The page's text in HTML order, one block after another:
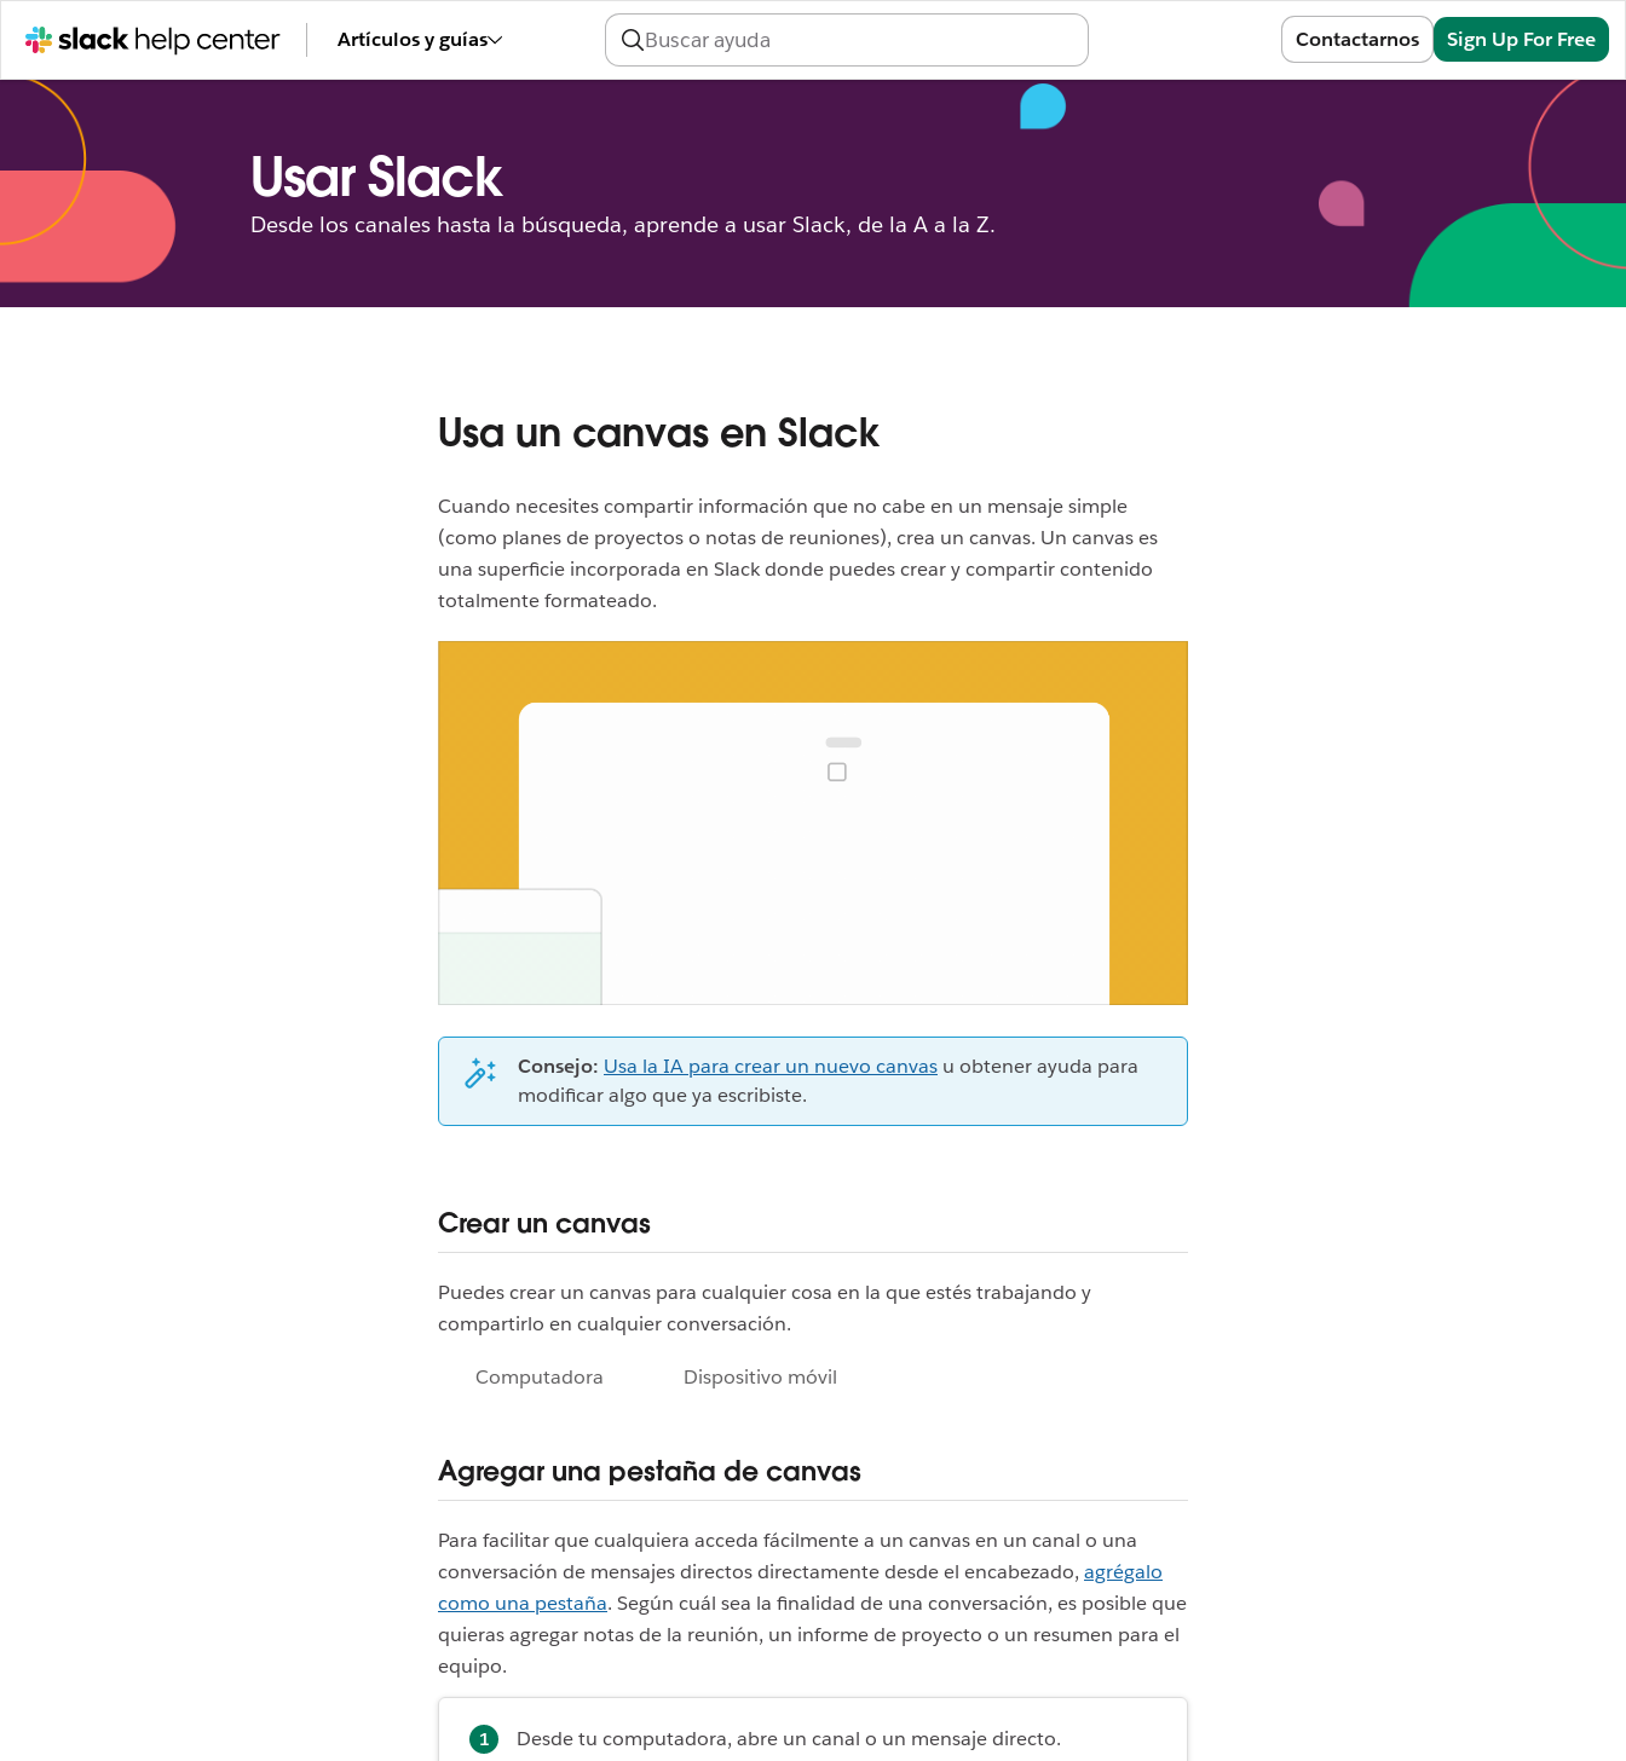
Artículos y guías Contactarnos Sign Up For Free
Usar Slack
Desde los canales hasta la búsqueda, aprende a usar Slack, de la A a la Z.
Usa un canvas en Slack
Cuando necesites compartir información que no cabe en un mensaje simple
(como planes de proyectos o notas de reuniones), crea un canvas. Un canvas es
una superficie incorporada en Slack donde puedes crear y compartir contenido
totalmente formateado.
Consejo: Usa la IA para crear un nuevo canvas u obtener ayuda para
modificar algo que ya escribiste.
Crear un canvas
Puedes crear un canvas para cualquier cosa en la que estés trabajando y
compartirlo en cualquier conversación.
Computadora Dispositivo móvil
Agregar una pestaña de canvas
Para facilitar que cualquiera acceda fácilmente a un canvas en un canal o una
conversación de mensajes directos directamente desde el encabezado, agrégalo
como una pestaña. Según cuál sea la finalidad de una conversación, es posible que
quieras agregar notas de la reunión, un informe de proyecto o un resumen para el
equipo.
Desde tu computadora, abre un canal o un mensaje directo.